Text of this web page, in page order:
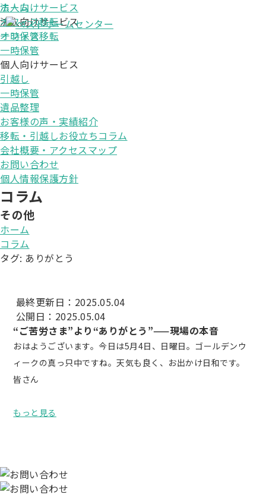
法人向けサービス
オフィス移転
一時保管
個人向けサービス
引越し
一時保管
遺品整理
お客様の声・実績紹介
移転・引越しお役立ちコラム
会社概要・アクセスマップ
ホーム
法人向けサービス
オフィス移転
一時保管
個人向けサービス
引越し
一時保管
遺品整理
お客様の声・実績紹介
移転・引越しお役立ちコラム
会社概要・アクセスマップ
お問い合わせ
個人情報保護方針
コラム
その他
ホーム
コラム
タグ: ありがとう
最終更新日：2025.05.04
公開日：2025.05.04
“ご苦労さま”より“ありがとう”——現場の本音
おはようございます。今日は5月4日、日曜日。ゴールデンウ
ィークの真っ只中ですね。天気も良く、お出かけ日和です。
皆さん
もっと見る